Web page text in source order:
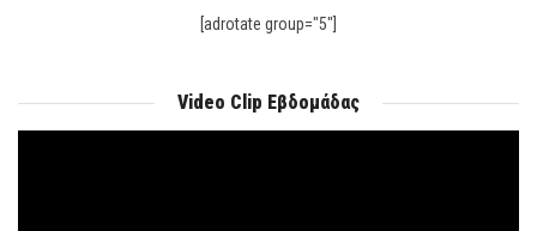
[adrotate group="5"]
Video Clip Εβδομάδας